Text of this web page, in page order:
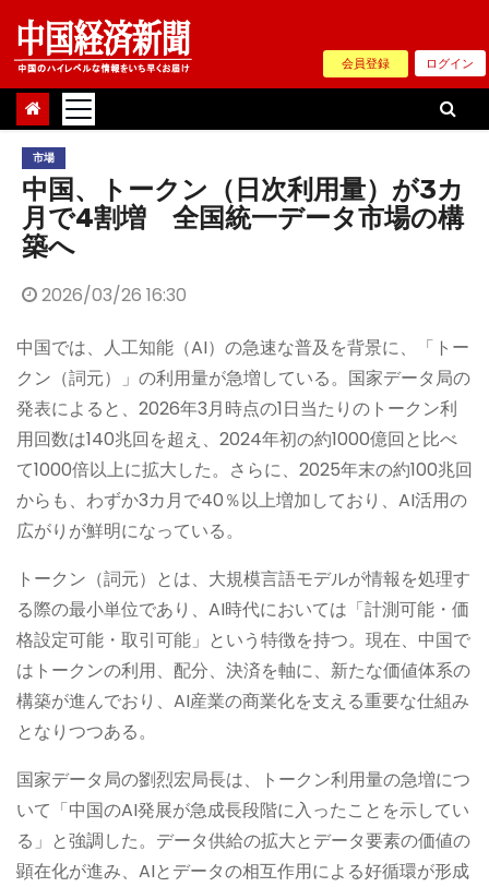
Skip
content
会員登録 ログイン
市場
中国、トークン（日次利用量）が3カ
月で4割増 全国統一データ市場の構
築へ
2026/03/26 16:30
中国では、人工知能（AI）の急速な普及を背景に、「トー
クン（詞元）」の利用量が急増している。国家データ局の
発表によると、2026年3月時点の1日当たりのトークン利
用回数は140兆回を超え、2024年初の約1000億回と比べ
て1000倍以上に拡大した。さらに、2025年末の約100兆回
からも、わずか3カ月で40％以上増加しており、AI活用の
広がりが鮮明になっている。
トークン（詞元）とは、大規模言語モデルが情報を処理す
る際の最小単位であり、AI時代においては「計測可能・価
格設定可能・取引可能」という特徴を持つ。現在、中国で
はトークンの利用、配分、決済を軸に、新たな価値体系の
構築が進んでおり、AI産業の商業化を支える重要な仕組み
となりつつある。
国家データ局の劉烈宏局長は、トークン利用量の急増につ
いて「中国のAI発展が急成長段階に入ったことを示してい
る」と強調した。データ供給の拡大とデータ要素の価値の
顕在化が進み、AIとデータの相互作用による好循環が形成